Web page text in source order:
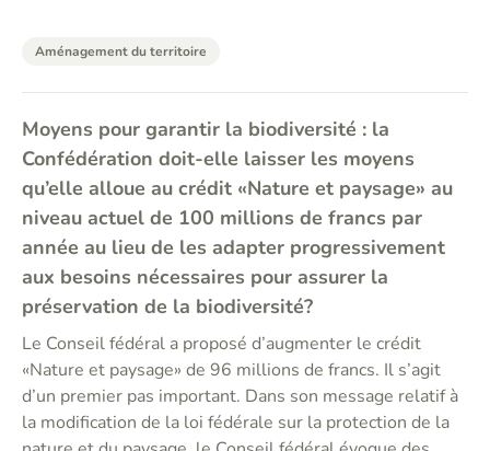
Aménagement du territoire
Moyens pour garantir la biodiversité : la
Confédération doit-elle laisser les moyens
qu’elle alloue au crédit «Nature et paysage» au
niveau actuel de 100 millions de francs par
année au lieu de les adapter progressivement
aux besoins nécessaires pour assurer la
préservation de la biodiversité?
Le Conseil fédéral a proposé d’augmenter le crédit
«Nature et paysage» de 96 millions de francs. Il s’agit
d’un premier pas important. Dans son message relatif à
la modification de la loi fédérale sur la protection de la